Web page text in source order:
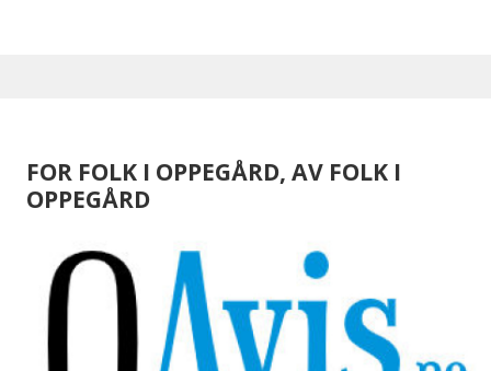
FOR FOLK I OPPEGÅRD, AV FOLK I
OPPEGÅRD